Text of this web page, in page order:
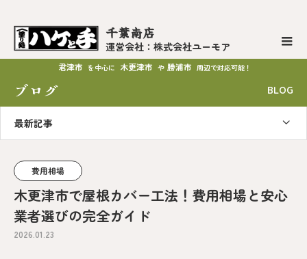
千葉南店
運営会社：株式会社ユーモア
君津市 を中心に 木更津市 や 勝浦市 周辺で対応可能！
ブログ BLOG
最新記事
費用相場
木更津市で屋根カバー工法！費用相場と安心
業者選びの完全ガイド
2026.01.23